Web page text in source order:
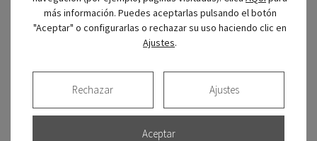
Conoce nuestro espacio único para cuidar la salud
Certificado de calidad
más información. Puedes aceptarlas pulsando el botón
"Aceptar" o configurarlas o rechazar su uso haciendo clic en
Ajustes.
Aceptar
Rechazar Ajustes